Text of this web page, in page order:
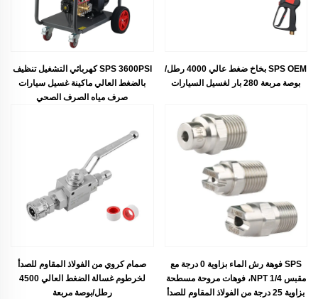
SPS 3600PSI كهربائي التشغيل تنظيف
بالضغط العالي ماكينة غسيل سيارات
صرف مياه الصرف الصحي
SPS OEM بخاخ ضغط عالي 4000 رطل/
بوصة مربعة 280 بار لغسيل السيارات
صمام كروي من الفولاذ المقاوم للصدأ
لخرطوم غسالة الضغط العالي 4500
رطل/بوصة مربعة
SPS فوهة رش الماء بزاوية 0 درجة مع
مقبس NPT 1/4، فوهات مروحة مسطحة
بزاوية 25 درجة من الفولاذ المقاوم للصدأ